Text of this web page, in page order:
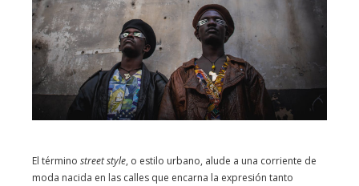
El término street style, o estilo urbano, alude a una corriente de
moda nacida en las calles que encarna la expresión tanto